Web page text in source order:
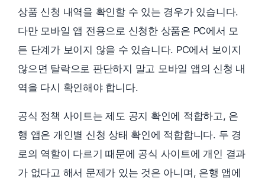
상품 신청 내역을 확인할 수 있는 경우가 있습니다.
다만 모바일 앱 전용으로 신청한 상품은 PC에서 모
든 단계가 보이지 않을 수 있습니다. PC에서 보이지
않으면 탈락으로 판단하지 말고 모바일 앱의 신청 내
역을 다시 확인해야 합니다.
공식 정책 사이트는 제도 공지 확인에 적합하고, 은
행 앱은 개인별 신청 상태 확인에 적합합니다. 두 경
로의 역할이 다르기 때문에 공식 사이트에 개인 결과
가 없다고 해서 문제가 있는 것은 아니며, 은행 앱에